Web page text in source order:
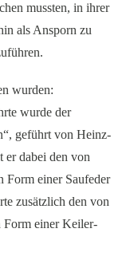
mussten, in ihrer
als Ansporn zu
wurden:
wurde der
geführt von Heinz-
er dabei den von
Form einer Saufeder
zusätzlich den von
Form einer Keiler-